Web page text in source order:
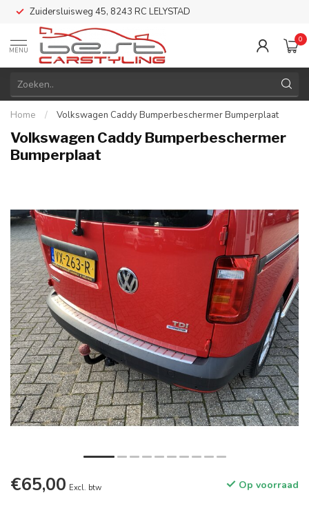
Zuidersluisweg 45, 8243 RC LELYSTAD
MENU
0
Home / Volkswagen Caddy Bumperbeschermer Bumperplaat
Volkswagen Caddy Bumperbeschermer
Bumperplaat
€65,00 Excl. btw Op voorraad